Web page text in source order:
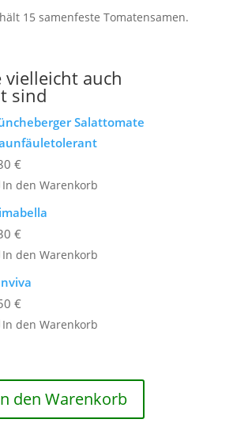
15 samenfeste Tomatensamen.
vielleicht auch
sind
Salattomate
€
In den Warenkorb
€
In den Warenkorb
€
In den Warenkorb
den Warenkorb